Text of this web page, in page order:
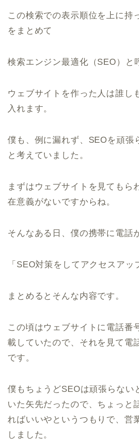
この検索での表示順位を上に持
をまとめて
検索エンジン最適化（SEO）と
ウェブサイトを作った人は誰し
入れます。
僕も、例に漏れず、SEOを頑張
と考えていました。
まずはウェブサイトを見てもら
在意義がないですからね。
そんなある日、僕の携帯に電話
「SEO対策をしてアクセスアッ
まとめるとそんな内容です。
この頃はウェブサイトに電話番
載していたので、それを見て電
です。
僕もちょうどSEOは頑張らない
いた矢先だったので、ちょっと
ればいいやというつもりで、営
しました。